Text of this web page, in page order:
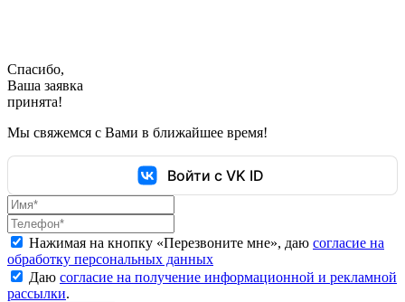
Спасибо,
Ваша заявка
принята!
Мы свяжемся с Вами в ближайшее время!
Войти с VK ID
Нажимая на кнопку «Перезвоните мне», даю согласие на
обработку персональных данных
Даю согласие на получение информационной и рекламной
рассылки.